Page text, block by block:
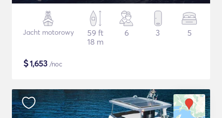
Jacht motorowy
59 ft
18 m
6 3 5
$1,653 /noc